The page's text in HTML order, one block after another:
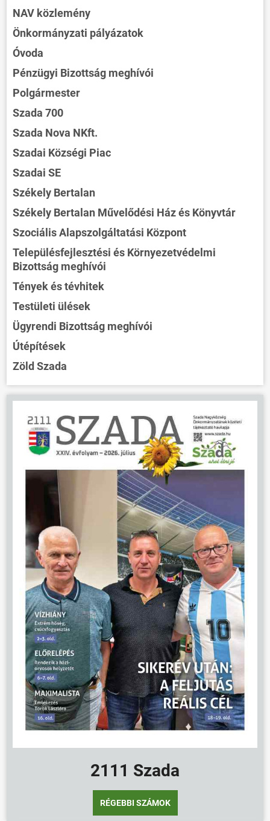
NAV közlemény
Önkormányzati pályázatok
Óvoda
Pénzügyi Bizottság meghívói
Polgármester
Szada 700
Szada Nova NKft.
Szadai Községi Piac
Szadai SE
Székely Bertalan
Székely Bertalan Művelődési Ház és Könyvtár
Szociális Alapszolgáltatási Központ
Településfejlesztési és Környezetvédelmi
Bizottság meghívói
Tények és tévhitek
Testületi ülések
Ügyrendi Bizottság meghívói
Útépítések
Zöld Szada
2111 Szada
RÉGEBBI SZÁMOK